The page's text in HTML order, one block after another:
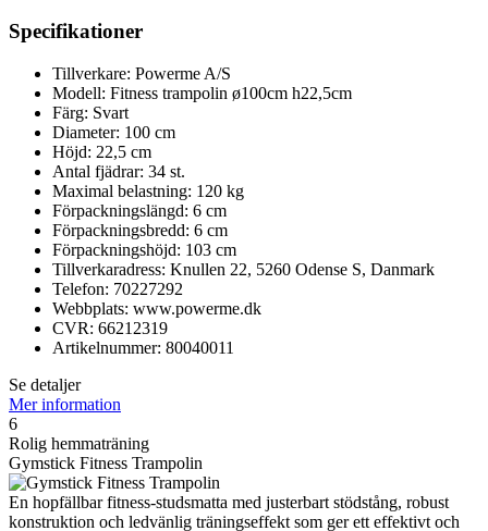
Specifikationer
Tillverkare: Powerme A/S
Modell: Fitness trampolin ø100cm h22,5cm
Färg: Svart
Diameter: 100 cm
Höjd: 22,5 cm
Antal fjädrar: 34 st.
Maximal belastning: 120 kg
Förpackningslängd: 6 cm
Förpackningsbredd: 6 cm
Förpackningshöjd: 103 cm
Tillverkaradress: Knullen 22, 5260 Odense S, Danmark
Telefon: 70227292
Webbplats: www.powerme.dk
CVR: 66212319
Artikelnummer: 80040011
Se detaljer
Mer information
6
Rolig hemmaträning
Gymstick Fitness Trampolin
En hopfällbar fitness-studsmatta med justerbart stödstång, robust
konstruktion och ledvänlig träningseffekt som ger ett effektivt och